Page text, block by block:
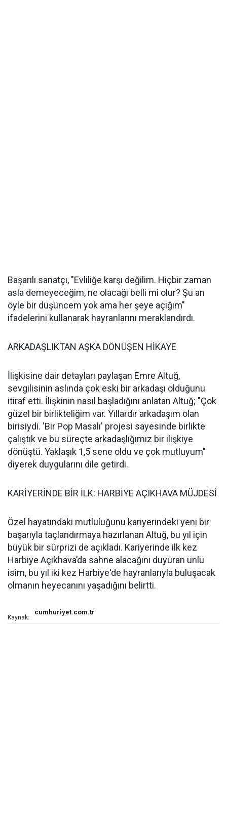
Başarılı sanatçı, "Evliliğe karşı değilim. Hiçbir zaman
asla demeyeceğim, ne olacağı belli mi olur? Şu an
öyle bir düşüncem yok ama her şeye açığım"
ifadelerini kullanarak hayranlarını meraklandırdı.
ARKADAŞLIKTAN AŞKA DÖNÜŞEN HİKAYE
İlişkisine dair detayları paylaşan Emre Altuğ,
sevgilisinin aslında çok eski bir arkadaşı olduğunu
itiraf etti. İlişkinin nasıl başladığını anlatan Altuğ; "Çok
güzel bir birlikteliğim var. Yıllardır arkadaşım olan
birisiydi. 'Bir Pop Masalı' projesi sayesinde birlikte
çalıştık ve bu süreçte arkadaşlığımız bir ilişkiye
dönüştü. Yaklaşık 1,5 sene oldu ve çok mutluyum"
diyerek duygularını dile getirdi.
KARİYERİNDE BİR İLK: HARBİYE AÇIKHAVA MÜJDESİ
Özel hayatındaki mutluluğunu kariyerindeki yeni bir
başarıyla taçlandırmaya hazırlanan Altuğ, bu yıl için
büyük bir sürprizi de açıkladı. Kariyerinde ilk kez
Harbiye Açıkhava’da sahne alacağını duyuran ünlü
isim, bu yıl iki kez Harbiye'de hayranlarıyla buluşacak
olmanın heyecanını yaşadığını belirtti.
Kaynak:
cumhuriyet.com.tr